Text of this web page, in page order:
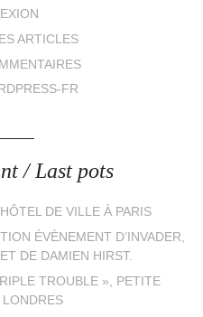
ARTICLES
FR
/ Last pots
DE VILLE À PARIS
ÉVÈNEMENT D’INVADER,
DE DAMIEN HIRST.
TROUBLE », PETITE
LONDRES